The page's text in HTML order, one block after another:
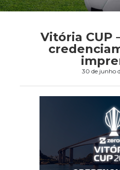
Vitória CUP
30 de junho